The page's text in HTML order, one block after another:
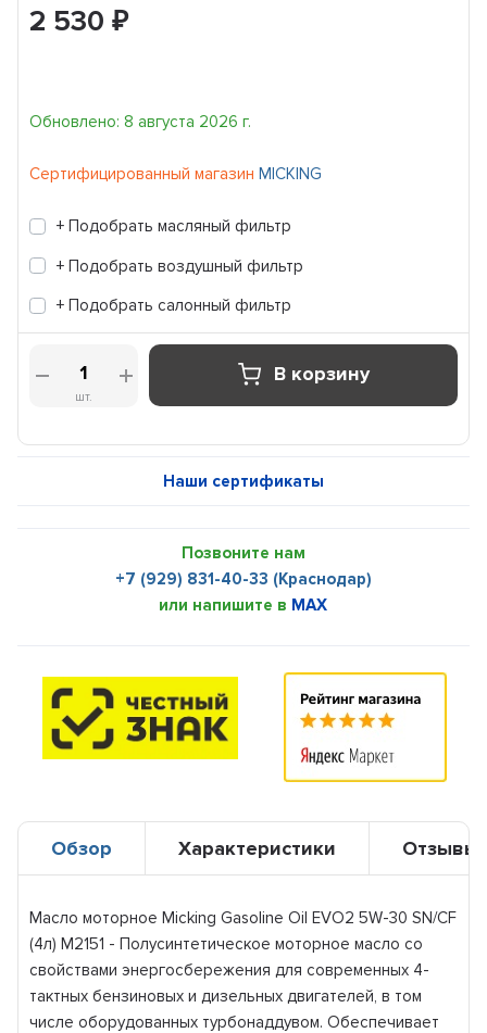
2 530₽
Обновлено: 8 августа 2026 г.
Сертифицированный магазинMICKING
+ Подобрать масляный фильтр
+ Подобрать воздушный фильтр
+ Подобрать салонный фильтр
шт.
В корзину
Наши сертификаты
Позвоните нам
+7 (929) 831-40-33 (Краснодар)
или напишите в MAX
Обзор Характеристики Отзывы
Масло моторное Micking Gasoline Oil EVO2 5W-30 SN/CF
(4л) M2151 - Полусинтетическое моторное масло со
свойствами энергосбережения для современных 4-
тактных бензиновых и дизельных двигателей, в том
числе оборудованных турбонаддувом. Обеспечивает